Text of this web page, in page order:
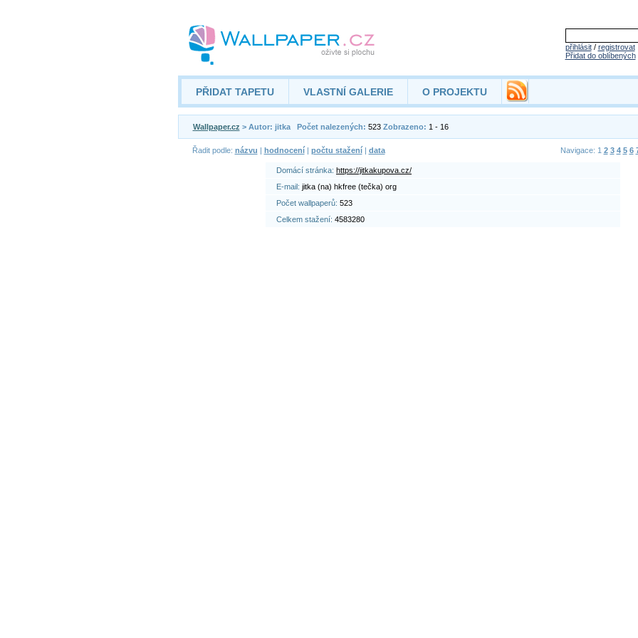
přihlásit/ registrovat
Přidat do oblíbených
PŘIDAT TAPETU VLASTNÍ GALERIE O PROJEKTU
Wallpaper.cz > Autor: jitka Počet nalezených: 523Zobrazeno: 1 - 16
Navigace: 1 2 3 4 5 6
Řadit podle: názvu | hodnocení| počtu stažení| data
Domácí stránka: https://jitkakupova.cz/
E-mail: jitka (na) hkfree (tečka) org
Počet wallpaperů: 523
Celkem stažení: 4583280